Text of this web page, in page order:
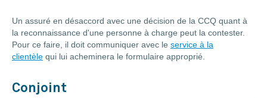
Un assuré en désaccord avec une décision de la CCQ quant à
la reconnaissance d'une personne à charge peut la contester.
Pour ce faire, il doit communiquer avec le service à la
clientèle qui lui acheminera le formulaire approprié.
Conjoint